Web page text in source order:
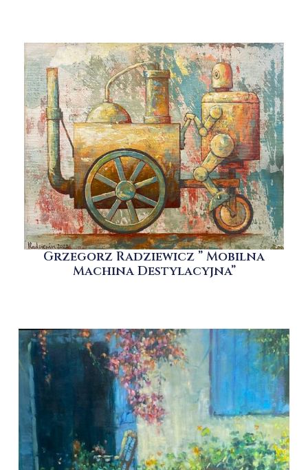
Grzegorz Radziewicz ” Mobilna
Machina Destylacyjna”